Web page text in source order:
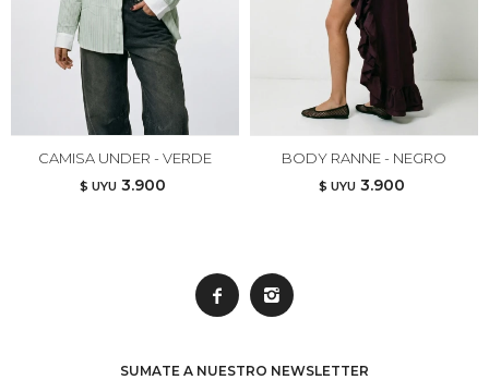
CAMISA UNDER - VERDE
$ UYU 3.900
BODY RANNE - NEGRO
$ UYU 3.900
 
SUMATE A NUESTRO NEWSLETTER